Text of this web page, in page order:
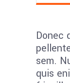
Donec
sem.
quis